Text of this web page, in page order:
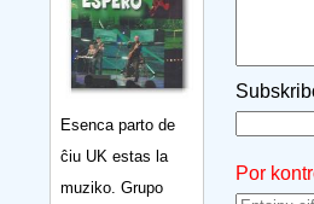
Esenca parto de
ĉiu UK estas la
muziko. Grupo
Por